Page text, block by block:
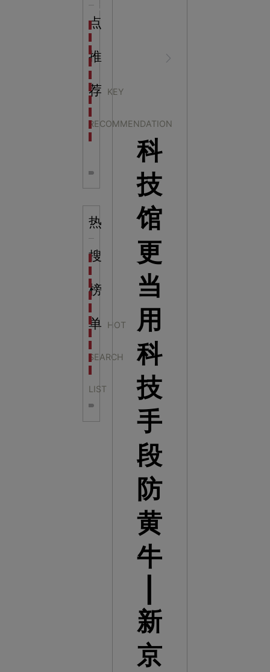
NEWS
CENTER
点
推
荐 KEY
RECOMMENDATION
海洋馆设计建设方案：展示内容和互动体验设计
非遗文化展厅设计要点：展厅布局策展技巧和创新元
航空航天科技馆设计思路：如何设计促进公众的兴趣
目前科技馆的展示内容主要包含哪些几个方面？
全息体验馆设计：打造身临其境的奇妙世界
热
搜
榜
单 HOT
SEARCH
LIST
科学梦成功中标公主岭市科技馆新馆项目
科学梦中标中国科学技术馆2022年中国流动科技馆
科学梦中标洛阳市科学技术馆展品采购项目
科学梦中标方城县科技馆展厅升级项目
科学梦中标濮阳县科技馆公共安全体验馆项目
科学梦集团中标广西大学海洋科教馆项目
科学梦集团中标淮师附小科技长廊展项目
科学梦集团中标洪泽湖治理保护展示馆项目
科
技
馆
更
当
用
科
技
手
段
防
黄
牛
新
京